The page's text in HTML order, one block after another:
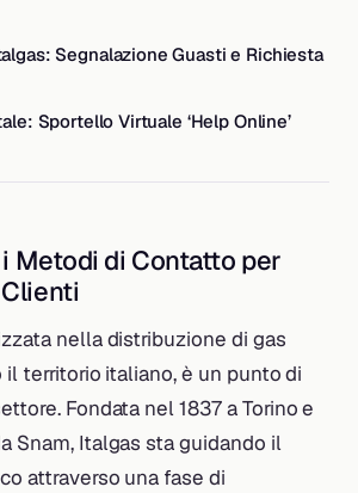
Segnalazione Guasti e Richiesta
Sportello Virtuale ‘Help Online’
Metodi di Contatto per
nella distribuzione di gas
territorio italiano, è un punto di
Fondata nel 1837 a Torino e
Snam, Italgas sta guidando il
attraverso una fase di